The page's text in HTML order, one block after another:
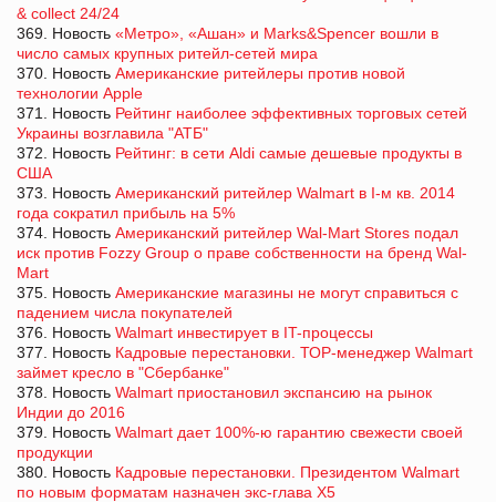
& collect 24/24
369. Новость «Метро», «Ашан» и Marks&Spencer вошли в
число самых крупных ритейл-сетей мира
370. Новость Американские ритейлеры против новой
технологии Apple
371. Новость Рейтинг наиболее эффективных торговых сетей
Украины возглавила "АТБ"
372. Новость Рейтинг: в сети Aldi самые дешевые продукты в
США
373. Новость Американский ритейлер Walmart в І-м кв. 2014
года сократил прибыль на 5%
374. Новость Американский ритейлер Wal-Mart Stores подал
иск против Fozzy Group о праве собственности на бренд Wal-
Mart
375. Новость Американские магазины не могут справиться с
падением числа покупателей
376. Новость Walmart инвестирует в IT-процессы
377. Новость Кадровые перестановки. ТОР-менеджер Walmart
займет кресло в "Сбербанке"
378. Новость Walmart приостановил экспансию на рынок
Индии до 2016
379. Новость Walmart дает 100%-ю гарантию свежести своей
продукции
380. Новость Кадровые перестановки. Президентом Walmart
по новым форматам назначен экс-глава Х5